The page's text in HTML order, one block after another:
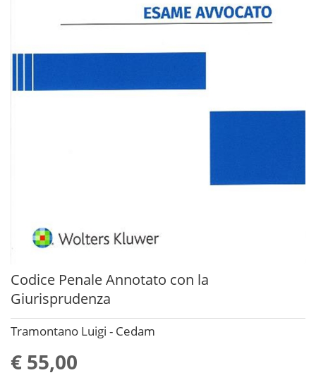
Codice Penale Annotato con la
Giurisprudenza
Tramontano Luigi - Cedam
€ 55,00